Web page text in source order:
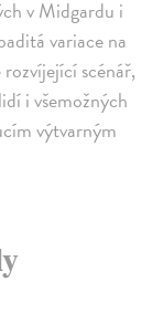
v Midgardu i
variace na
scénář,
i všemožných
výtvarným